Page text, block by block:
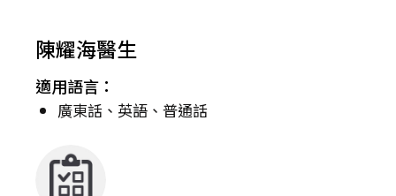
陳耀海醫生
適用語言：
廣東話、英語、普通話